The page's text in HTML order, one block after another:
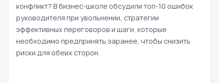
конфликт? В бизнес-школе обсудили топ-10 ошибок
руководителя при увольнении, стратегии
эффективных переговоров и шаги, которые
необходимо предпринять заранее, чтобы снизить
риски для обеих сторон.